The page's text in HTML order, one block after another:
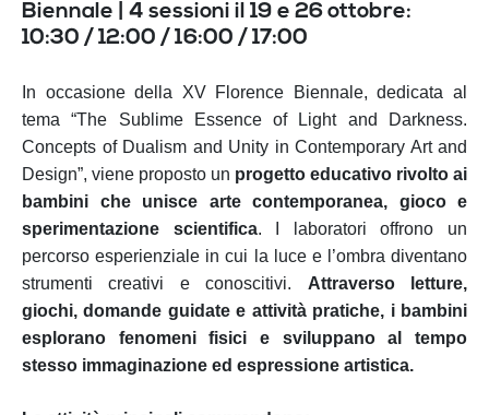
Biennale | 4 sessioni il 19 e 26 ottobre:
10:30 / 12:00 / 16:00 / 17:00
In occasione della XV Florence Biennale, dedicata al
tema “The Sublime Essence of Light and Darkness.
Concepts of Dualism and Unity in Contemporary Art and
Design”, viene proposto un progetto educativo rivolto ai
bambini che unisce arte contemporanea, gioco e
sperimentazione scientifica. I laboratori offrono un
percorso esperienziale in cui la luce e l’ombra diventano
strumenti creativi e conoscitivi. Attraverso letture,
giochi, domande guidate e attività pratiche, i bambini
esplorano fenomeni fisici e sviluppano al tempo
stesso immaginazione ed espressione artistica.